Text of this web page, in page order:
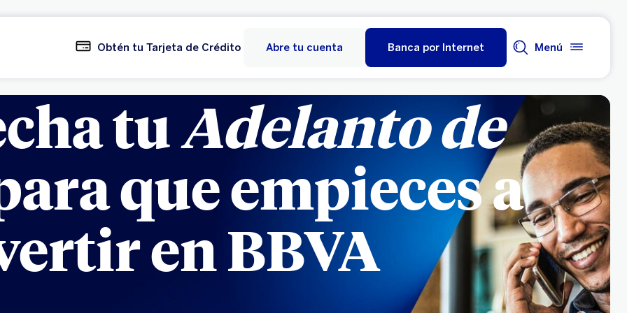
Obtén tu Tarjeta de Crédito Abre tu cuenta Banca por Internet Menú
tuAdelanto de
que empieces a
en BBVA